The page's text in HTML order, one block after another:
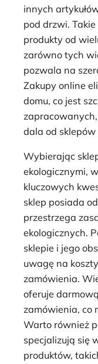
innych
pod drzwi.
produkty od
zarówno tych
pozwala na
Zakupy online
domu, co jest
dala od
Wybierając
ekologicznymi,
kluczowych
sklep posiada
przestrzega
ekologicznych.
sklepie i jego
uwagę na
zamówienia.
oferuje
zamówienia, co
Warto również
specjalizują się
produktów,